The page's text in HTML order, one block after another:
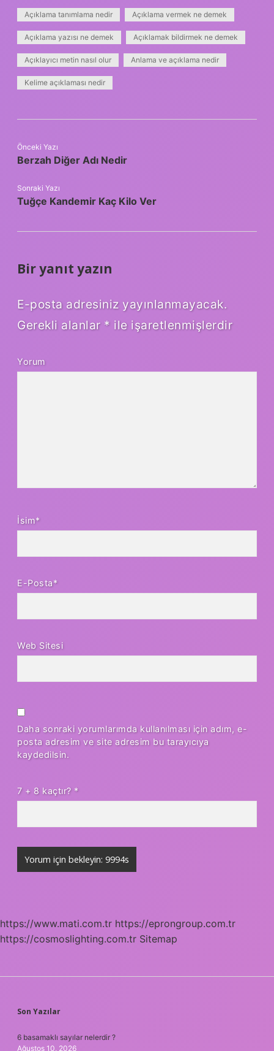
Açıklama tanımlama nedir Açıklama vermek ne demek
Açıklama yazısı ne demek Açıklamak bildirmek ne demek
Açıklayıcı metin nasıl olur Anlama ve açıklama nedir
Kelime açıklaması nedir
Önceki Yazı
Berzah Diğer Adı Nedir
Sonraki Yazı
Tuğçe Kandemir Kaç Kilo Ver
Bir yanıt yazın
E-posta adresiniz yayınlanmayacak.
Gerekli alanlar * ile işaretlenmişlerdir
Yorum
İsim*
E-Posta*
Web Sitesi
Daha sonraki yorumlarımda kullanılması için adım, e-
posta adresim ve site adresim bu tarayıcıya
kaydedilsin.
7 + 8 kaçtır? *
https://www.mati.com.tr https://eprongroup.com.tr
https://cosmoslighting.com.tr Sitemap
SIDEBAR
Son Yazılar
6 basamaklı sayılar nelerdir ?
Ağustos 10, 2026